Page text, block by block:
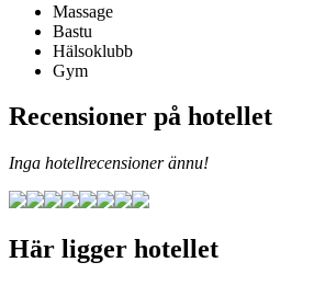
Massage
Bastu
Hälsoklubb
Gym
Recensioner på hotellet
Inga hotellrecensioner ännu!
Här ligger hotellet